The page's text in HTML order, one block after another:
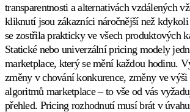
Nejnižší
celková
cena
Zůstaňte
těsně
pod
viditelnou
celkovou
cenou.
transparentnosti a alternativách vzdálených
kliknutí jsou zákazníci náročnější než
se zostřila prakticky ve všech produktových
Statické nebo univerzální pricing modely
marketplace, který se mění každou hodinu.
změny v chování konkurence, změny ve výši
algoritmů marketplace – to vše od vás
přehled. Pricing rozhodnutí musí brát v